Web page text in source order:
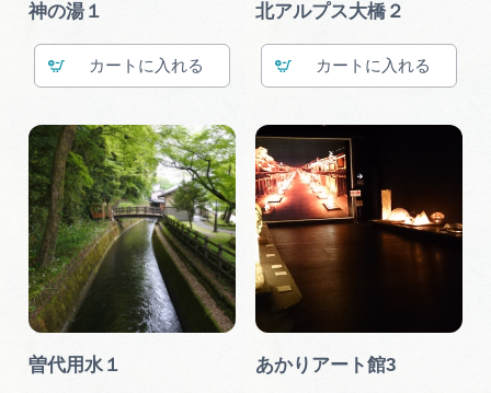
神の湯１
カート
北アルプス大橋２
カート
曽代用水１ あかりアート館3